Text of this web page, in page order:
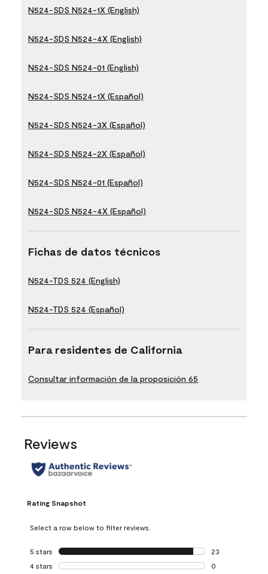
N524-SDS N524-1X (English)
N524-SDS N524-4X (English)
N524-SDS N524-01 (English)
N524-SDS N524-1X (Español)
N524-SDS N524-3X (Español)
N524-SDS N524-2X (Español)
N524-SDS N524-01 (Español)
N524-SDS N524-4X (Español)
Fichas de datos técnicos
N524-TDS 524 (English)
N524-TDS 524 (Español)
Para residentes de California
Consultar información de la proposición 65
Reviews
Rating Snapshot
Select a row below to filter reviews.
5 stars stars
23
23 reviews with
4 stars stars
0